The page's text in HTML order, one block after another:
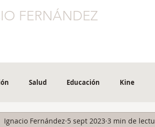
FERNÁNDEZ
Salud Educación Kine
Ignacio Fernández 5 sept 2023 3 min de